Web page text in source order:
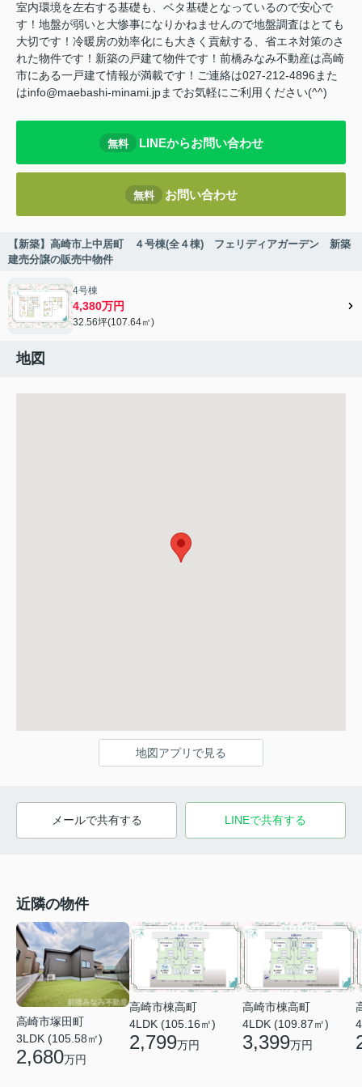
室内環境を左右する基礎も、ベタ基礎となっているので安心で
す！地盤が弱いと大惨事になりかねませんので地盤調査はとても
大切です！冷暖房の効率化にも大きく貢献する、省エネ対策のさ
れた物件です！新築の戸建て物件です！前橋みなみ不動産は高崎
市にある一戸建て情報が満載です！ご連絡は027-212-4896また
はinfo@maebashi-minami.jpまでお気軽にご利用ください(^^)
無料 LINEからお問い合わせ
無料 お問い合わせ
【新築】高崎市上中居町 ４号棟(全４棟) フェリディアガーデン 新築
建売分譲の販売中物件
4号棟
4,380万円
32.56坪(107.64㎡)
地図
地図アプリで見る
メールで共有する LINEで共有する
近隣の物件
高崎市塚田町
3LDK (105.58㎡)
2,680万円
高崎市棟高町
4LDK (105.16㎡)
2,799万円
高崎市棟高町
4LDK (109.87㎡)
3,399万円